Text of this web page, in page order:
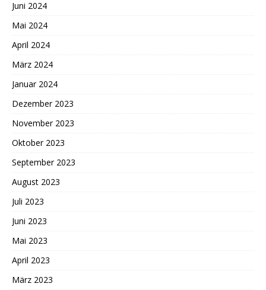
Juni 2024
Mai 2024
April 2024
März 2024
Januar 2024
Dezember 2023
November 2023
Oktober 2023
September 2023
August 2023
Juli 2023
Juni 2023
Mai 2023
April 2023
März 2023